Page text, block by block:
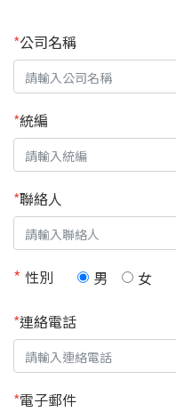
*公司名稱
*統編
*聯絡人
* 性別 男 女
*連絡電話
*電子郵件